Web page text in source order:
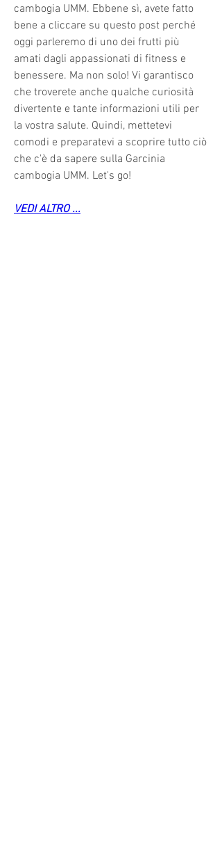
cambogia UMM. Ebbene sì, avete fatto
bene a cliccare su questo post perché
oggi parleremo di uno dei frutti più
amati dagli appassionati di fitness e
benessere. Ma non solo! Vi garantisco
che troverete anche qualche curiosità
divertente e tante informazioni utili per
la vostra salute. Quindi, mettetevi
comodi e preparatevi a scoprire tutto ciò
che c'è da sapere sulla Garcinia
cambogia UMM. Let's go!
VEDI ALTRO ...